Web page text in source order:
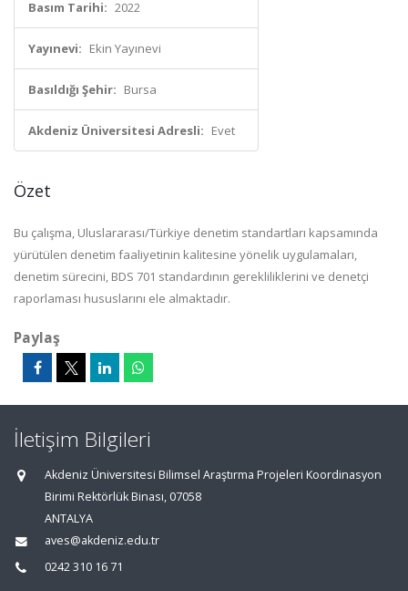
Basım Tarihi: 2022
Yayınevi: Ekin Yayınevi
Basıldığı Şehir: Bursa
Akdeniz Üniversitesi Adresli: Evet
Özet
Bu çalışma, Uluslararası/Türkiye denetim standartları kapsamında
yürütülen denetim faaliyetinin kalitesine yönelik uygulamaları,
denetim sürecini, BDS 701 standardının gerekliliklerini ve denetçi
raporlaması hususlarını ele almaktadır.
Paylaş
İletişim Bilgileri
Akdeniz Üniversitesi Bilimsel Araştırma Projeleri Koordinasyon
Birimi Rektörlük Binası, 07058
ANTALYA
aves@akdeniz.edu.tr
0242 310 16 71